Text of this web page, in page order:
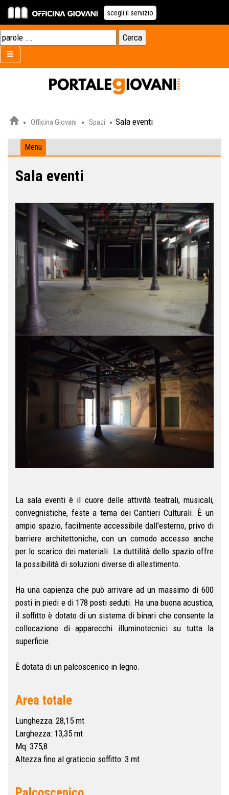
scegli il servizio
Officina Giovani Spazi Sala eventi
Menu
Sala eventi
La sala eventi è il cuore delle attività teatrali, musicali,
convegnistiche, feste a tema dei Cantieri Culturali. È un
ampio spazio, facilmente accessibile dall'esterno, privo di
barriere architettoniche, con un comodo accesso anche
per lo scarico dei materiali. La duttilità dello spazio offre
la possibilità di soluzioni diverse di allestimento.
Ha una capienza che può arrivare ad un massimo di 600
posti in piedi e di 178 posti seduti. Ha una buona acustica,
il soffitto è dotato di un sistema di binari che consente la
collocazione di apparecchi illuminotecnici su tutta la
superficie.
È dotata di un palcoscenico in legno.
Area totale
Lunghezza: 28,15 mt
Larghezza: 13,35 mt
Mq: 375,8
Altezza fino al graticcio soffitto: 3 mt